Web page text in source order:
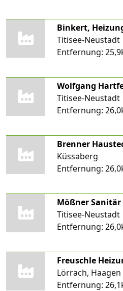
Binkert,
Titisee-Neustadt
Entfernung:
Wolfgang
Titisee-Neustadt
Entfernung:
Brenner
Küssaberg
Entfernung:
Mößner Sanitär
Titisee-Neustadt
Entfernung:
Freuschle
Lörrach, Haagen
Entfernung: